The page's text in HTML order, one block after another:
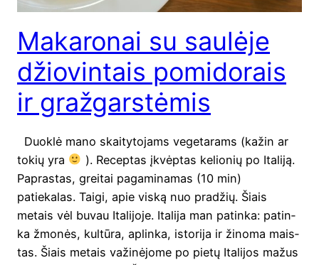
Makaronai su saulėje
džiovintais pomidorais
ir gražgarstėmis
Duok­lė mano skai­ty­to­jams vege­ta­rams (kažin ar
tokių yra
). Recep­tas įkvėp­tas kelio­nių po Ita­li­ją.
Papras­tas, grei­tai paga­mi­na­mas (10 min)
patiekalas. Tai­gi, apie vis­ką nuo pra­džių. Šiais
metais vėl buvau Ita­li­jo­je. Ita­li­ja man patin­ka: patin­
ka žmo­nės, kul­tū­ra, aplin­ka, isto­ri­ja ir žino­ma mais­
tas. Šiais metais važi­nė­jo­me po pie­tų Ita­li­jos mažus